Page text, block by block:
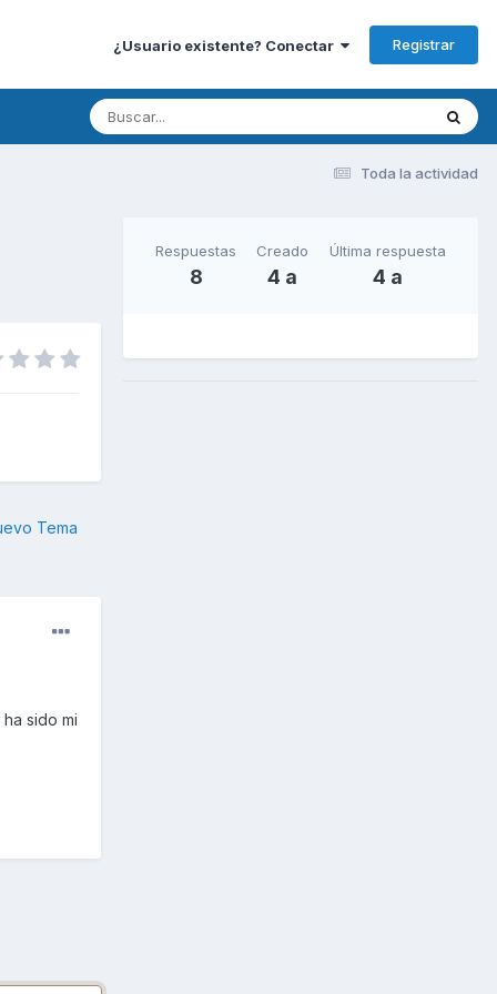
¿Usuario existente? Conectar Registrar
Toda la actividad
Tema
sido mi
Respuestas
8
Creado
4 a
Última respuesta
4 a